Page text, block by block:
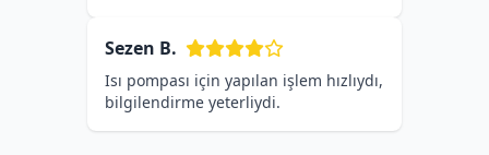
Sezen B.
Isı pompası için yapılan işlem hızlıydı,
bilgilendirme yeterliydi.